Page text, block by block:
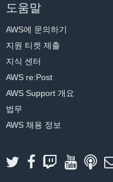
도움말
AWS에 문의하기
지원 티켓 제출
지식 센터
AWS re:Post
AWS Support 개요
법무
AWS 채용 정보